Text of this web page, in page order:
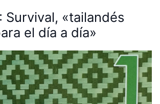
Survival, «tailandés
el día a día»